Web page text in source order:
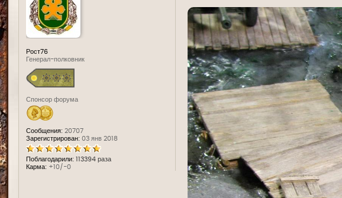
Рост76
Генерал-полковник
Спонсор форума
Сообщения: 20707
Зарегистрирован: 03 янв 2018
Поблагодарили: 113394 раза
Карма: +10/-0
е